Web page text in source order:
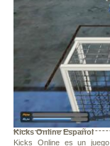
Kicks Online Español
Kicks Online es un